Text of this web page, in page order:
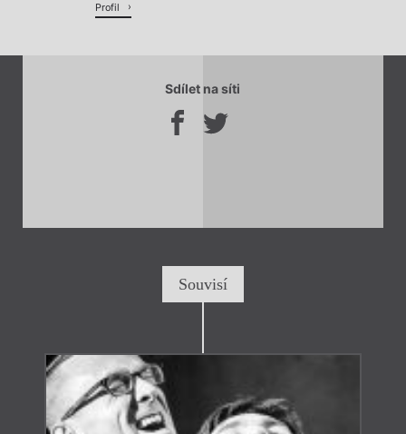
Profil
Sdílet na síti
Souvisí